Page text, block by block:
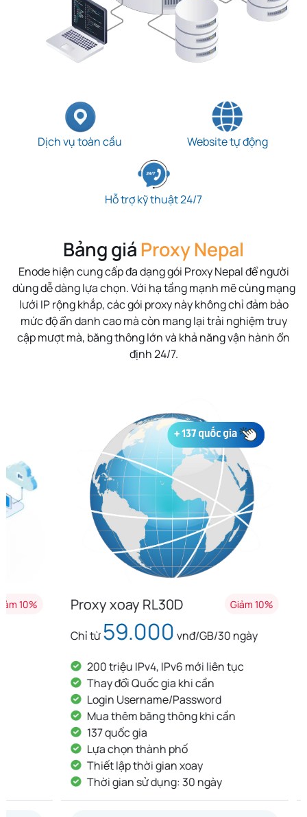
Dịch vụ toàn cầu Website tự động
Hỗ trợ kỹ thuật 24/7
Bảng giá Proxy Nepal
Enode hiện cung cấp đa dạng gói Proxy Nepal để người
dùng dễ dàng lựa chọn. Với hạ tầng mạnh mẽ cùng mạng
lưới IP rộng khắp, các gói proxy này không chỉ đảm bảo
mức độ ẩn danh cao mà còn mang lại trải nghiệm truy
cập mượt mà, băng thông lớn và khả năng vận hành ổn
định 24/7.
Proxy xoay RL30D Giảm 10%
59.000vnđ/GB/30 ngày
200 triệu IPv4, IPv6 mới liên tục
Thay đổi Quốc gia khi cần
Login Username/Password
Mua thêm băng thông khi cần
137 quốc gia
Lựa chọn thành phố
Thiết lập thời gian xoay
Thời gian sử dụng: 30 ngày
Proxy
Chỉ từ